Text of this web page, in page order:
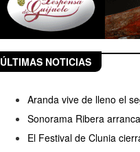
ÚLTIMAS NOTICIAS
Aranda vive de lleno el
Sonorama Ribera
El Festival de Clunia